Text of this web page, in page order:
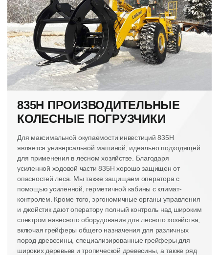
835H ПРОИЗВОДИТЕЛЬНЫЕ
КОЛЕСНЫЕ ПОГРУЗЧИКИ
Для максимальной окупаемости инвестиций 835H
является универсальной машиной, идеально подходящей
для применения в лесном хозяйстве. Благодаря
усиленной ходовой части 835H хорошо защищен от
опасностей леса. Мы также защищаем оператора с
помощью усиленной, герметичной кабины с климат-
контролем. Кроме того, эргономичные органы управления
и джойстик дают оператору полный контроль над широким
спектром навесного оборудования для лесного хозяйства,
включая грейферы общего назначения для различных
пород древесины, специализированные грейферы для
широких деревьев и тропической древесины, а также ряд